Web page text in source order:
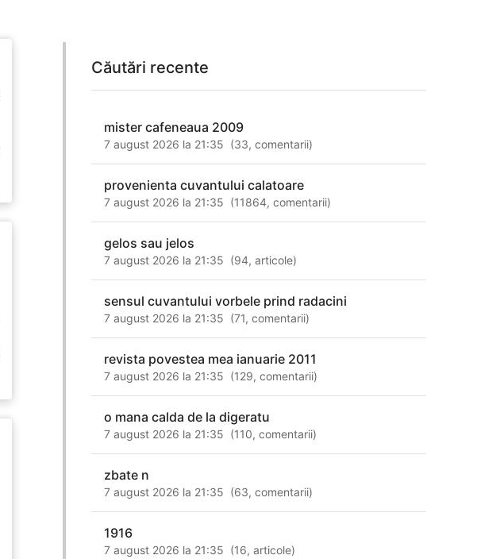
Căutări recente
mister cafeneaua 2009
7 august 2026 la 21:35 (33,comentarii)
provenienta cuvantului calatoare
7 august 2026 la 21:35 (11864,comentarii)
gelos sau jelos
7 august 2026 la 21:35 (94,articole)
sensul cuvantului vorbele prind radacini
7 august 2026 la 21:35 (71,comentarii)
revista povestea mea ianuarie 2011
7 august 2026 la 21:35 (129,comentarii)
o mana calda de la digeratu
7 august 2026 la 21:35 (110,comentarii)
zbate n
7 august 2026 la 21:35 (63,comentarii)
1916
7 august 2026 la 21:35 (16,articole)